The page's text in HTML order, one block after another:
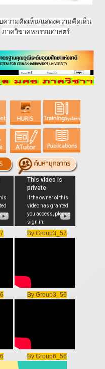
ความคิดเห็น/แสดงความคืดเห็น
ภาควิขาคหกรรมศาสตร์
By Group3_57
By Group3_56
By Group6_56